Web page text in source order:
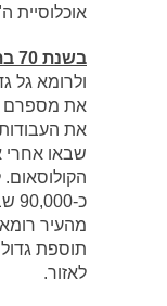
אוכלוסיית
בשנת 70 בתום המרד
ולרומא גל
את
שבאו אחרי
הקולוסאום.
כ-
מהעיר
תוספת
לאזור.